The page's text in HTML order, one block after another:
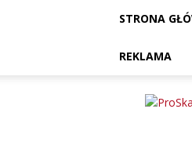
STRONA
REKLAMA